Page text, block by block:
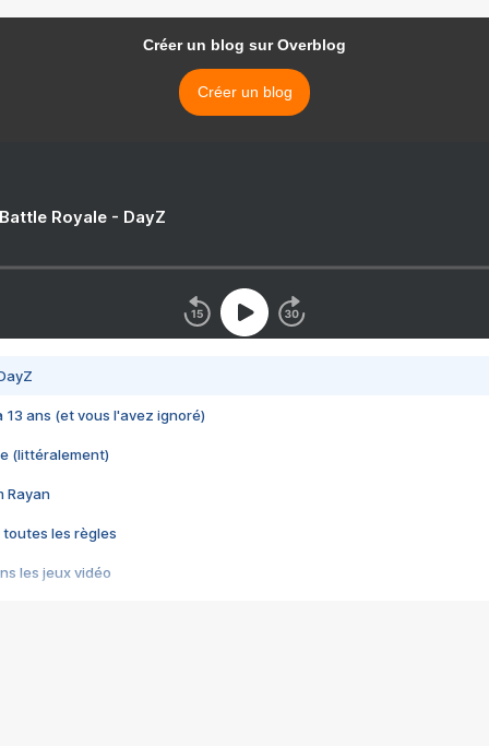
Créer un blog sur Overblog
Créer un blog
Royale - DayZ
13 ans (et vous l'avez ignoré)
(littéralement)
Rayan
toutes les règles
les jeux vidéo